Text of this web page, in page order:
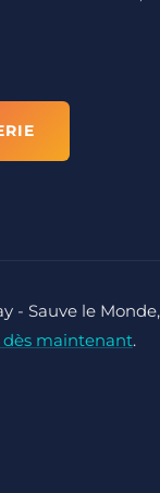
- Sauve le
dès maintenant.